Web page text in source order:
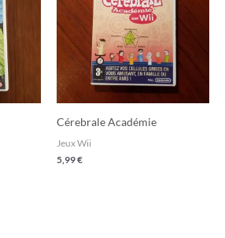
Cérebrale Académie
Jeux Wii
5,99€